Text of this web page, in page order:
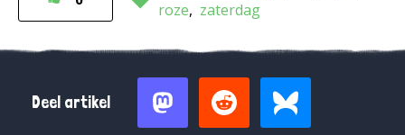
roze
zaterdag
Deel artikel